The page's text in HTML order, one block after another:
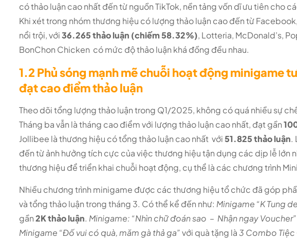
có thảo luận cao nhất đến từ nguồn TikTok, nền tảng vốn dĩ ưu tiên cho
Khi xét trong nhóm thương hiệu có lượng thảo luận cao đến từ
nổi trội, với36.265 thảo luận (chiếm 58.32%), Lotteria, McDonald’s,
BonChon Chicken có mức độ thảo luận khá đồng đều nhau.
1.2 Phủ sóng mạnh mẽ chuỗi hoạt động minigame
đạt cao điểm thảo luận
Theo dõi tổng lượng thảo luận trong Q1/2025, không có quá nhiều sự
Tháng ba vẫn là tháng cao điểm với lượng thảo luận cao nhất, đạt gần
Jollibee là thương hiệu có tổng thảo luận cao nhất với51.825 thảo luận.
đến từ ảnh hưởng tích cực của việc thương hiệu tận dụng các dịp lễ lớn
thương hiệu để triển khai chuỗi hoạt động, cụ thể là các chương trình
Nhiều chương trình minigame được các thương hiệu tổ chức đã góp
và tổng thảo luận trong tháng 3. Có thể kể đến như: Minigame “K Tung
gần2K thảo luận. Minigame: “Nhìn chữ đoán sao – Nhận ngay Voucher”
Minigame “Đố vui có quà, măm gà thả ga”với quà tặng là3 Combo Tiệc